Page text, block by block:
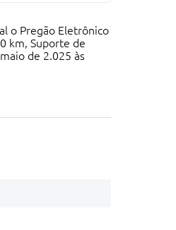
o Pregão Eletrônico
km, Suporte de
de 2.025 às